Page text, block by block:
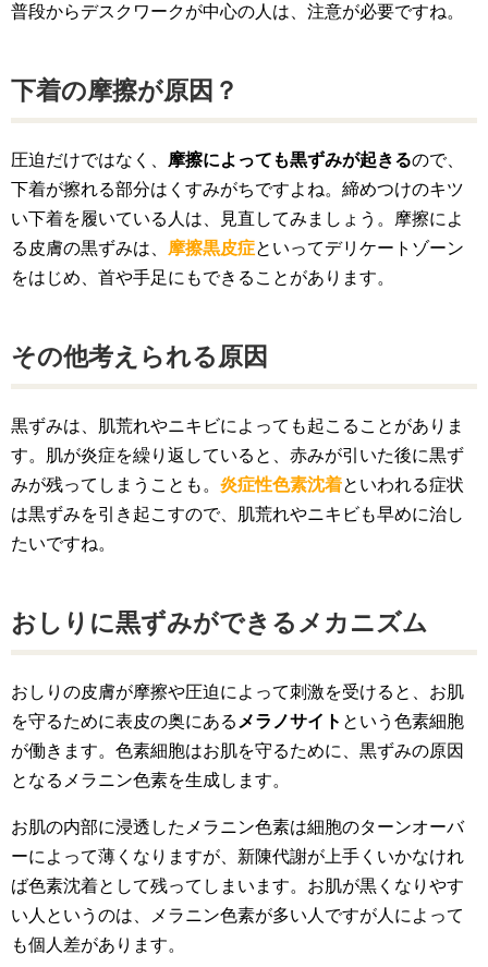
普段からデスクワークが中心の人は、注意が必要ですね。
下着の摩擦が原因？
圧迫だけではなく、 摩擦によっても黒ずみが起きるので、
下着が擦れる部分はくすみがちですよね。締めつけのキツ
い下着を履いている人は、見直してみましょう。摩擦によ
る皮膚の黒ずみは、 摩擦黒皮症といってデリケートゾーン
をはじめ、首や手足にもできることがあります。
その他考えられる原因
黒ずみは、肌荒れやニキビによっても起こることがありま
す。肌が炎症を繰り返していると、赤みが引いた後に黒ず
みが残ってしまうことも。 炎症性色素沈着といわれる症状
は黒ずみを引き起こすので、肌荒れやニキビも早めに治し
たいですね。
おしりに黒ずみができるメカニズム
おしりの皮膚が摩擦や圧迫によって刺激を受けると、お肌
を守るために表皮の奥にある メラノサイト という色素細胞
が働きます。色素細胞はお肌を守るために、黒ずみの原因
となるメラニン色素を生成します。
お肌の内部に浸透したメラニン色素は細胞のターンオーバ
ーによって薄くなりますが、新陳代謝が上手くいかなけれ
ば色素沈着として残ってしまいます。お肌が黒くなりやす
い人というのは、メラニン色素が多い人ですが人によって
も個人差があります。